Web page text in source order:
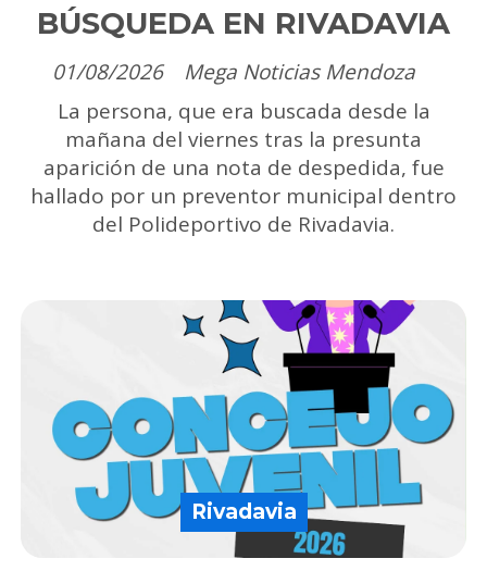
BÚSQUEDA EN RIVADAVIA
Mega Noticias Mendoza
01/08/2026
La persona, que era buscada desde la
mañana del viernes tras la presunta
aparición de una nota de despedida, fue
hallado por un preventor municipal dentro
del Polideportivo de Rivadavia.
Rivadavia